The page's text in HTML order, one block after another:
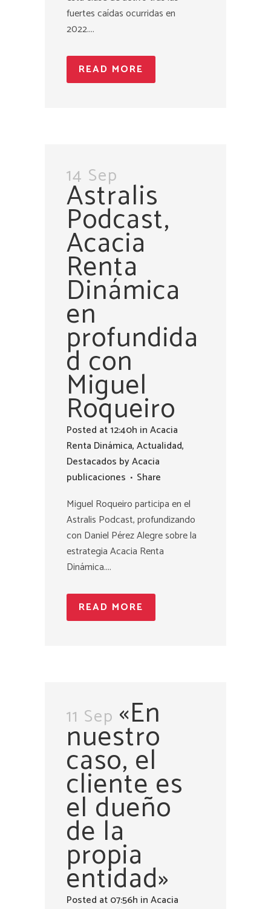
fuertes caídas ocurridas en
2022....
READ MORE
14 Sep
Astralis
Podcast,
Acacia
Renta
Dinámica
en
profundida
d con
Miguel
Roqueiro
Posted at 12:40h inAcacia
Renta Dinámica,Actualidad,
Destacados byAcacia
publicaciones
Share
Miguel Roqueiro participa en el
Astralis Podcast, profundizando
con Daniel Pérez Alegre sobre la
estrategia Acacia Renta
Dinámica....
READ MORE
11 Sep «En
nuestro
caso, el
cliente es
el dueño
de la
propia
entidad»
Posted at 07:56h inAcacia